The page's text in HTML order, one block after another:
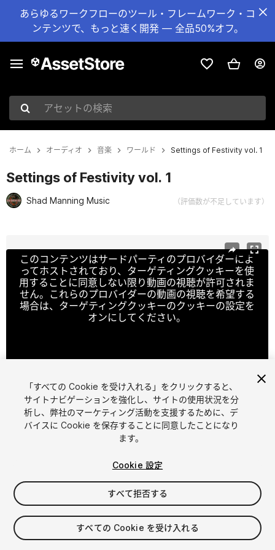
あらゆるワークフローのツール・フレームワーク・コ
ンテンツで、もっと速く開発 — 全品50%オフ。
アセットの検索
ホーム オーディオ 音楽 ワールド Settings of Festivity vol. 1
Settings of Festivity vol. 1
Shad Manning Music （評価数が不足しています）
このコンテンツはサードパーティのプロバイダーによ
ってホストされており、ターゲティングクッキーを使
用することに同意しない限り動画の視聴が許可されま
せん。これらのプロバイダーの動画の視聴を希望する
場合は、ターゲティングクッキーのクッキーの設定を
オンにしてください。
1 /2
$20
消費税は決済時に計算されます
「すべての Cookie を受け入れる」をクリックすると、
サイトナビゲーションを強化し、サイトの使用状況を分
析し、弊社のマーケティング活動を支援するために、デ
バイスに Cookie を保存することに同意したことになり
ます。
Cookie 設定
すべて拒否する
すべての Cookie を受け入れる